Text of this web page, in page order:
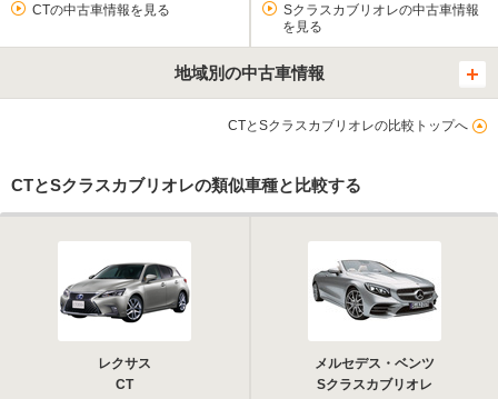
CTの中古車情報を見る
Sクラスカブリオレの中古車情報
を見る
地域別の中古車情報
CTとSクラスカブリオレの比較トップへ
CTとSクラスカブリオレの類似車種と比較する
レクサス
CT
メルセデス・ベンツ
Sクラスカブリオレ